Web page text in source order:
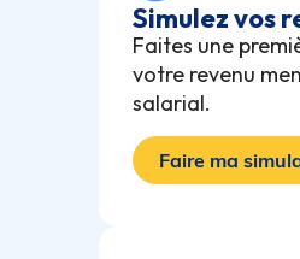
Simulez vos
Faites une
votre revenu
salarial.
Faire ma